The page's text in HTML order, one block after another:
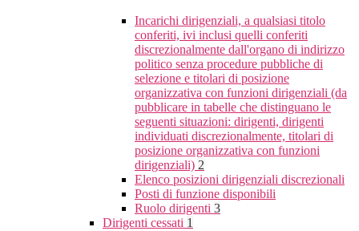
Incarichi dirigenziali, a qualsiasi titolo
conferiti, ivi inclusi quelli conferiti
discrezionalmente dall'organo di indirizzo
politico senza procedure pubbliche di
selezione e titolari di posizione
organizzativa con funzioni dirigenziali (da
pubblicare in tabelle che distinguano le
seguenti situazioni: dirigenti, dirigenti
individuati discrezionalmente, titolari di
posizione organizzativa con funzioni
dirigenziali) 2
Elenco posizioni dirigenziali discrezionali
Posti di funzione disponibili
Ruolo dirigenti 3
Dirigenti cessati 1